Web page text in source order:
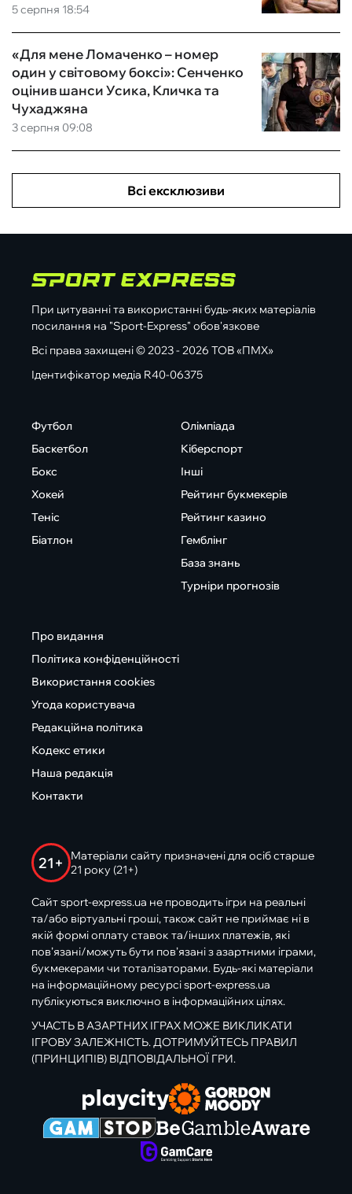
5 серпня 18:54
3 серпня 09:08
«Для мене Ломаченко – номер
один у світовому боксі»: Сенченко
оцінив шанси Усика, Кличка та
Чухаджяна
Всі ексклюзиви
При цитуванні та використанні будь-яких матеріалів
посилання на "Sport-Express" обов'язкове
Всі права захищені © 2023 - 2026 ТОВ «ПМХ»
Ідентифікатор медіа R40-06375
Футбол
Баскетбол
Бокс
Хокей
Теніс
Біатлон
Олімпіада
Кіберспорт
Інші
Рейтинг букмекерів
Рейтинг казино
Гемблінг
База знань
Турніри прогнозів
Про видання
Політика конфіденційності
Використання cookies
Угода користувача
Редакційна політика
Кодекс етики
Наша редакція
Контакти
21+
Матеріали сайту призначені для осіб старше
21 року (21+)
Сайт sport-express.ua не проводить ігри на реальні
та/або віртуальні гроші, також сайт не приймає ні в
якій формі оплату ставок та/інших платежів, які
пов’язані/можуть бути пов’язані з азартними іграми,
букмекерами чи тоталізаторами. Будь-які матеріали
на інформаційному ресурсі sport-express.ua
публікуються виключно в інформаційних цілях.
УЧАСТЬ В АЗАРТНИХ ІГРАХ МОЖЕ ВИКЛИКАТИ
ІГРОВУ ЗАЛЕЖНІСТЬ. ДОТРИМУЙТЕСЬ ПРАВИЛ
(ПРИНЦИПІВ) ВІДПОВІДАЛЬНОЇ ГРИ.